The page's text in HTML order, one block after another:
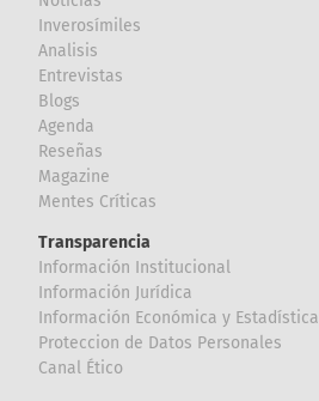
Inverosímiles
Analisis
Entrevistas
Blogs
Agenda
Reseñas
Magazine
Mentes Críticas
Transparencia
Información Institucional
Información Jurídica
Información Económica y Estadística
Proteccion de Datos Personales
Canal Ético